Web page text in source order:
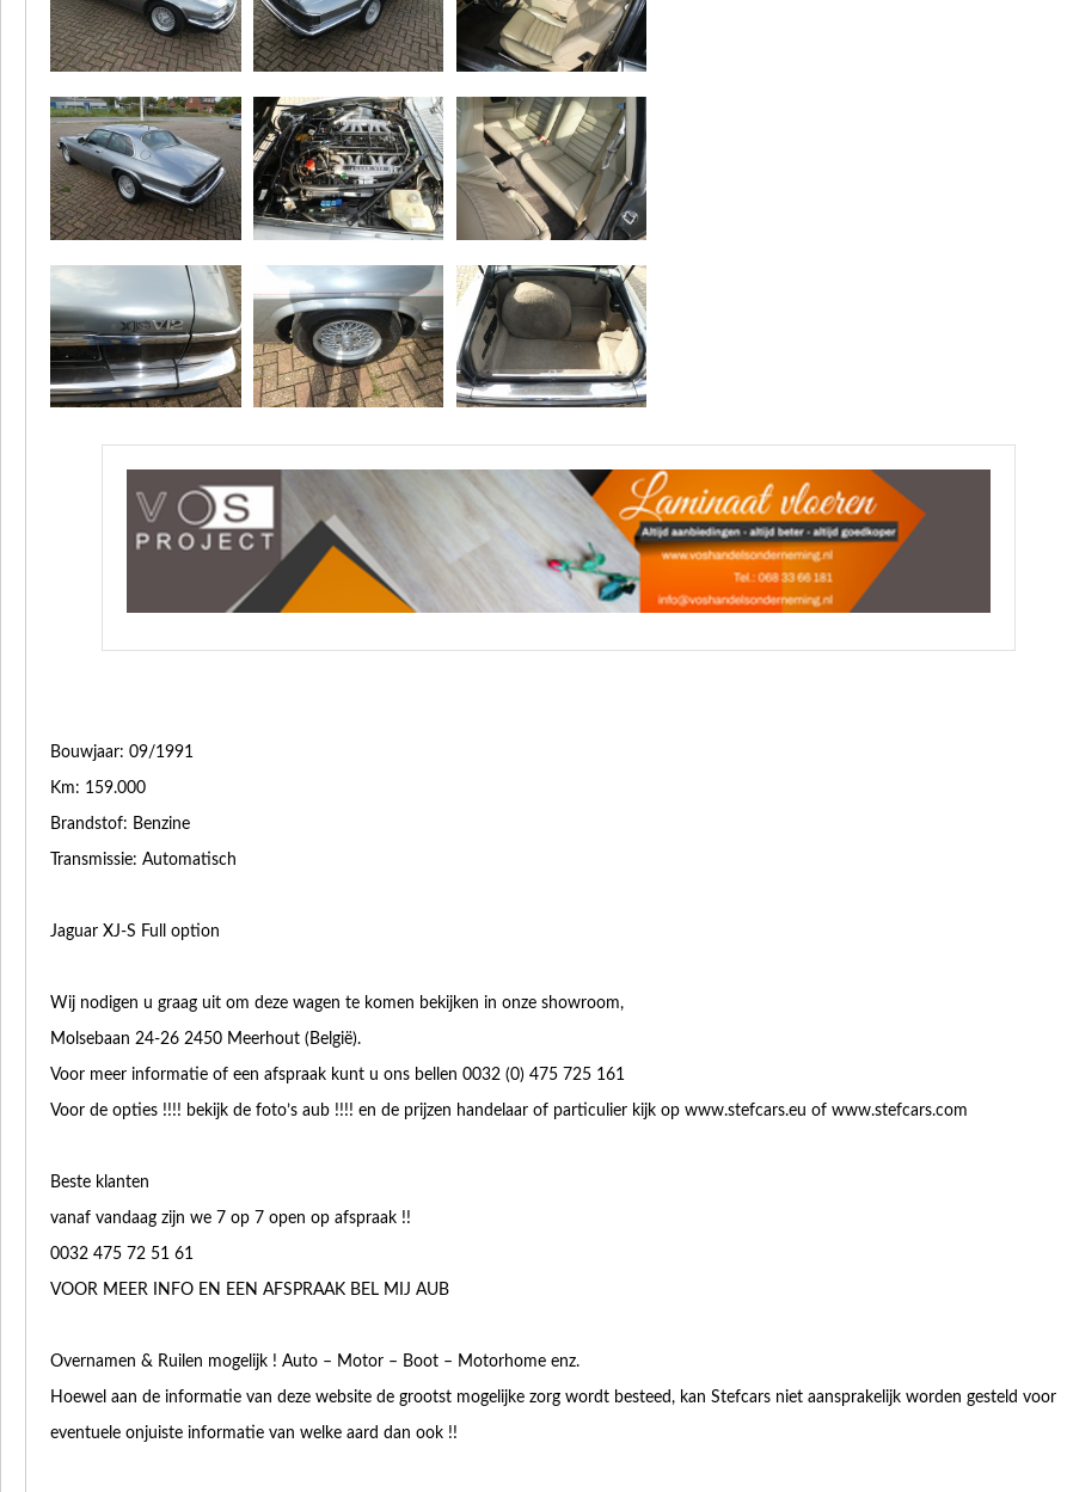
Bouwjaar: 09/1991
Km: 159.000
Brandstof: Benzine
Transmissie: Automatisch
Jaguar XJ-S Full option
Wij nodigen u graag uit om deze wagen te komen bekijken in onze showroom,
Molsebaan 24-26 2450 Meerhout (België).
Voor meer informatie of een afspraak kunt u ons bellen 0032 (0) 475 725 161
Voor de opties !!!! bekijk de foto’s aub !!!! en de prijzen handelaar of particulier kijk op www.stefcars.eu of www.stefcars.com
Beste klanten
vanaf vandaag zijn we 7 op 7 open op afspraak !!
0032 475 72 51 61
VOOR MEER INFO EN EEN AFSPRAAK BEL MIJ AUB
Overnamen & Ruilen mogelijk ! Auto – Motor – Boot – Motorhome enz.
Hoewel aan de informatie van deze website de grootst mogelijke zorg wordt besteed, kan Stefcars niet aansprakelijk worden gesteld voor
eventuele onjuiste informatie van welke aard dan ook !!